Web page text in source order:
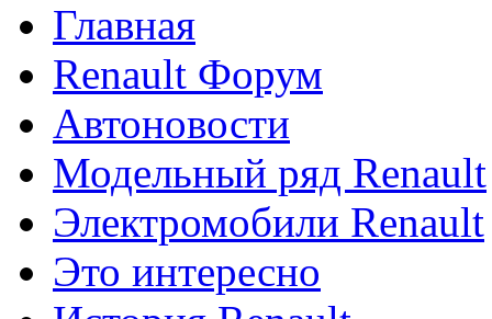
Главная
Renault Форум
Автоновости
Модельный ряд Renault
Электромобили Renault
Это интересно